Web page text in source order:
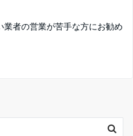
業者の営業が苦手な方にお勧め